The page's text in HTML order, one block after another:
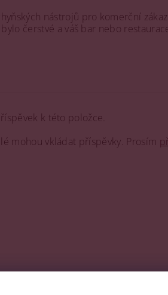
nástrojů pro komerční
čerstvé a váš bar nebo
k této položce.
mohou vkládat příspěvky. Prosím